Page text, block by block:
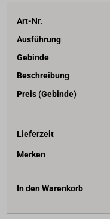
Art-Nr.
Ausführung
Gebinde
Beschreibung
Preis (Gebinde)
Lieferzeit
Merken
In den Warenkorb